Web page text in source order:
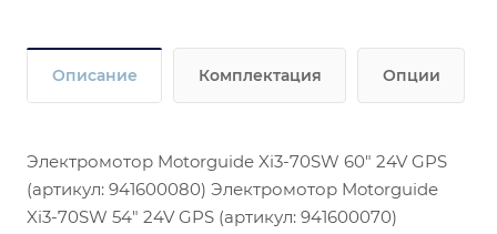
Описание Комплектация Опции
Электромотор Motorguide Xi3-70SW 60" 24V GPS
(артикул: 941600080) Электромотор Motorguide
Xi3-70SW 54" 24V GPS (артикул: 941600070)